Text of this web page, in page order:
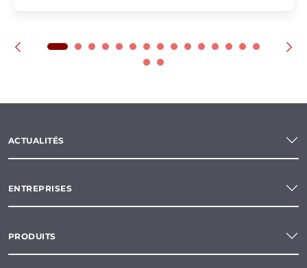
ACTUALITÉS
ENTREPRISES
PRODUITS